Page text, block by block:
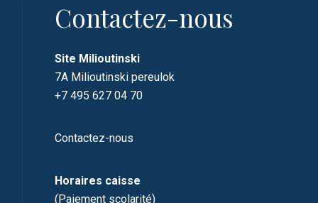
Contactez-nous
Site Milioutinski
7A Milioutinski pereulok
+7 495 627 04 70
Contactez-nous
Horaires caisse
(Paiement scolarité)